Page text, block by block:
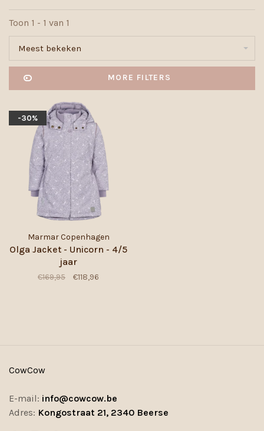
Toon 1 - 1 van 1
Meest bekeken
MORE FILTERS
-30%
Marmar Copenhagen
Olga Jacket - Unicorn - 4/5
jaar
€169,95 €118,96
CowCow
E-mail: info@cowcow.be
Adres: Kongostraat 21, 2340 Beerse